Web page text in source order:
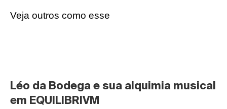
Veja outros como esse
Léo da Bodega e sua alquimia musical
em EQUILIBRIVM